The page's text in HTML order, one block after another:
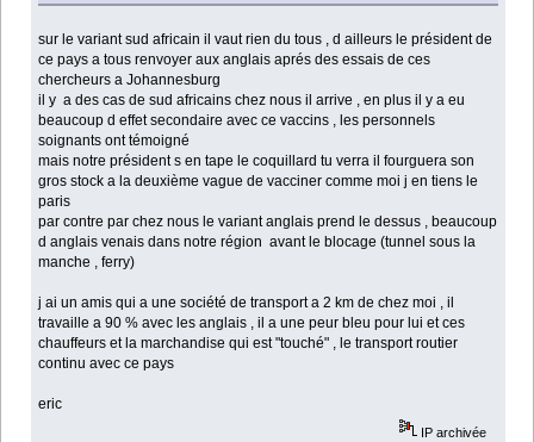
sur le variant sud africain il vaut rien du tous , d ailleurs le président de
ce pays a tous renvoyer aux anglais aprés des essais de ces
chercheurs a Johannesburg
il y a des cas de sud africains chez nous il arrive , en plus il y a eu
beaucoup d effet secondaire avec ce vaccins , les personnels
soignants ont témoigné
mais notre président s en tape le coquillard tu verra il fourguera son
gros stock a la deuxième vague de vacciner comme moi j en tiens le
paris
par contre par chez nous le variant anglais prend le dessus , beaucoup
d anglais venais dans notre région avant le blocage (tunnel sous la
manche , ferry)
j ai un amis qui a une société de transport a 2 km de chez moi , il
travaille a 90 % avec les anglais , il a une peur bleu pour lui et ces
chauffeurs et la marchandise qui est "touché" , le transport routier
continu avec ce pays
eric
IP archivée